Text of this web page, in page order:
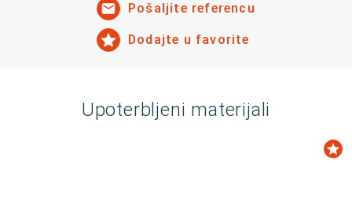
Pošaljite referencu
Dodajte u favorite
Upoterbljeni materijali